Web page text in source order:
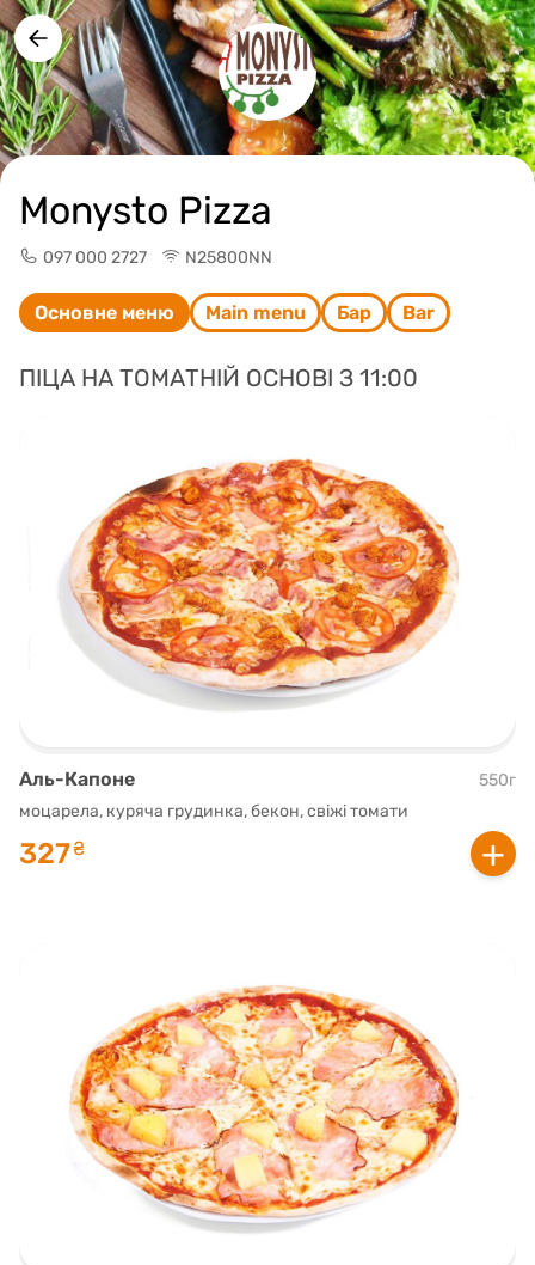
Monysto Pizza
097 000 2727 N25800NN
Основне меню Main menu Бар Bar
ПІЦА НА ТОМАТНІЙ ОСНОВІ З 11:00
Аль-Капоне
550г
моцарела, куряча грудинка, бекон, свіжі томати
327₴ +